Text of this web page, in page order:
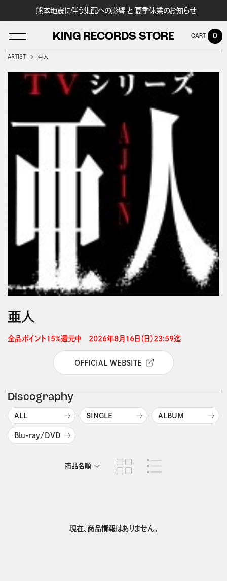
熊本地震に伴う集配への影響 と 夏季休業のお知らせ
KING RECORDS STORE
LOG IN
0
ARTIST 亜人
亜人
全品ポイント15%還元中　2026年8月16日（日）23:59迄
OFFICIAL WEBSITE
Discography
ALL SINGLE ALBUM
Blu-ray/DVD
商品名順
現在、商品情報はありません。